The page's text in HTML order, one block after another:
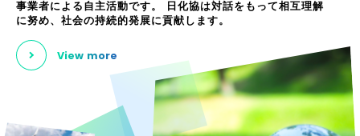
事業者による自主活動です。
日化協は対話をもって相互理解
に努め、社会の持続的発展に貢献します。
View more